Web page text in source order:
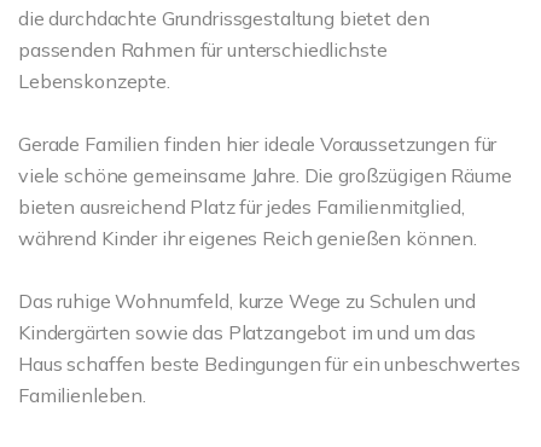
die durchdachte Grundrissgestaltung bietet den
passenden Rahmen für unterschiedlichste
Lebenskonzepte.
Gerade Familien finden hier ideale Voraussetzungen für
viele schöne gemeinsame Jahre. Die großzügigen Räume
bieten ausreichend Platz für jedes Familienmitglied,
während Kinder ihr eigenes Reich genießen können.
Das ruhige Wohnumfeld, kurze Wege zu Schulen und
Kindergärten sowie das Platzangebot im und um das
Haus schaffen beste Bedingungen für ein unbeschwertes
Familienleben.